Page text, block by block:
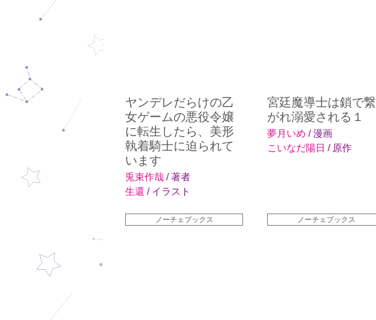
ヤンデレだらけの乙
女ゲームの悪役令嬢
に転生したら、美形
執着騎士に迫られて
います
兎束作哉 / 著者
生還 / イラスト
宮廷魔導士は鎖で繋
がれ溺愛される１
夢月いめ / 漫画
こいなだ陽日 / 原作
ノーチェブックス ノーチェブックス